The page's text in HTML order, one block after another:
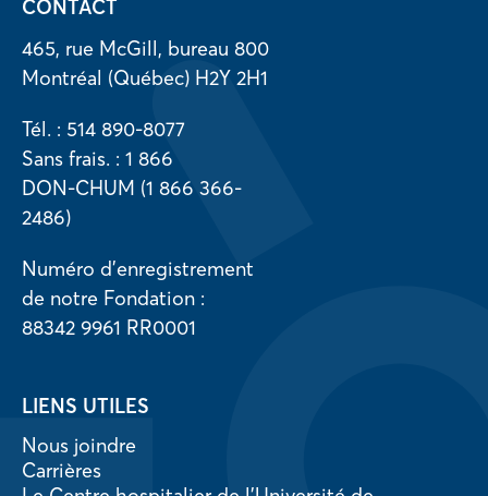
CONTACT
465, rue McGill, bureau 800
Montréal (Québec) H2Y 2H1
Tél. : 514 890-8077
Sans frais. : 1 866
DON-CHUM (1 866 366-
2486)
Numéro d’enregistrement
de notre Fondation :
88342 9961 RR0001
LIENS UTILES
Nous joindre
Carrières